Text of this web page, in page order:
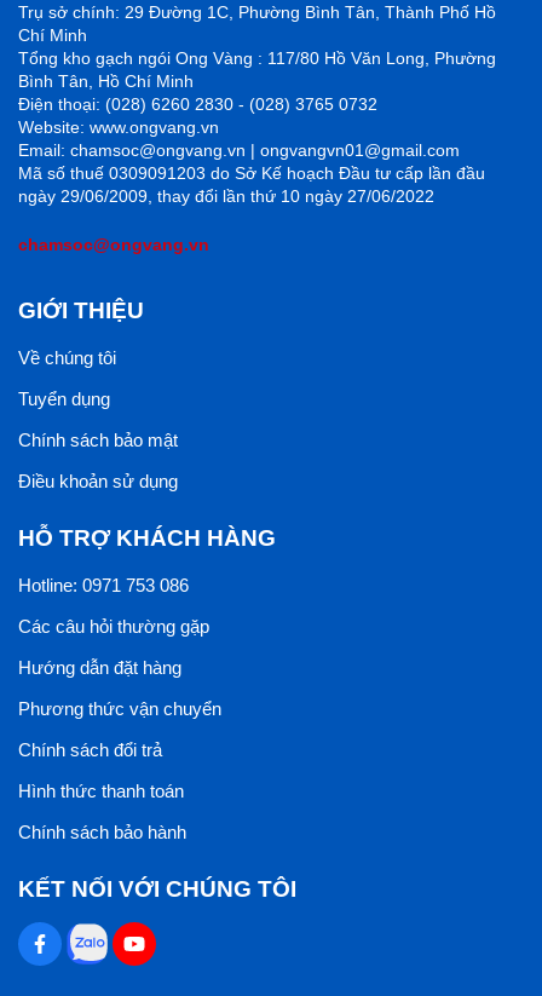
Trụ sở chính: 29 Đường 1C, Phường Bình Tân, Thành Phố Hồ
Chí Minh
Tổng kho gạch ngói Ong Vàng : 117/80 Hồ Văn Long, Phường
Bình Tân, Hồ Chí Minh
Điện thoại: (028) 6260 2830 - (028) 3765 0732
Website: www.ongvang.vn
Email: chamsoc@ongvang.vn | ongvangvn01@gmail.com
Mã số thuế 0309091203 do Sở Kế hoạch Đầu tư cấp lần đầu
ngày 29/06/2009, thay đổi lần thứ 10 ngày 27/06/2022
chamsoc@ongvang.vn
GIỚI THIỆU
Về chúng tôi
Tuyển dụng
Chính sách bảo mật
Điều khoản sử dụng
HỖ TRỢ KHÁCH HÀNG
Hotline: 0971 753 086
Các câu hỏi thường gặp
Hướng dẫn đặt hàng
Phương thức vận chuyển
Chính sách đổi trả
Hình thức thanh toán
Chính sách bảo hành
KẾT NỐI VỚI CHÚNG TÔI